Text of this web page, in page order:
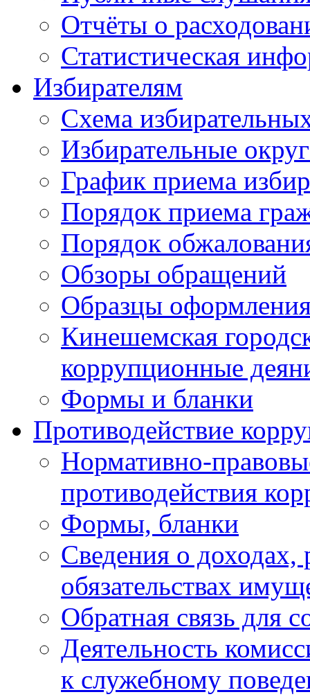
Отчёты о
Статистическая
Избирателям
Схема
Избирательные
График приема
Порядок приема
Порядок
Обзоры обращений
Образцы
Кинешемская
коррупционные
Формы и бланки
Противодействие
Нормативно-
противодействия
Формы, бланки
Сведения о доходах,
обязательствах
Обратная связь для
Деятельность
к служебному